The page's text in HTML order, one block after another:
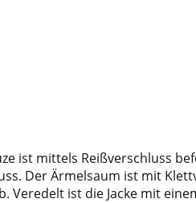
ist mittels Reißverschluss
Der Ärmelsaum ist mit
ist die Jacke mit